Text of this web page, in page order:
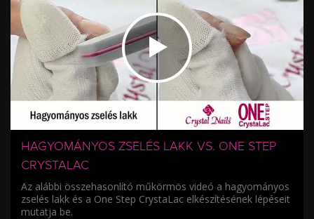
/
HAGYOMÁNYOS ZSELÉS LAKK VS. ONE STEP
CRYSTALAC
Az alábbi összehasonlító műkörmös videó a hagyományos
zselés lakk és a One Step CrystaLac elkészítésének lépéseit
mutatja be.